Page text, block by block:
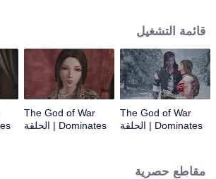
قائمة التشغيل
The God of War
Dominates | الحلقة
The God of War
Dominates | الحلقة
مقاطع حصرية